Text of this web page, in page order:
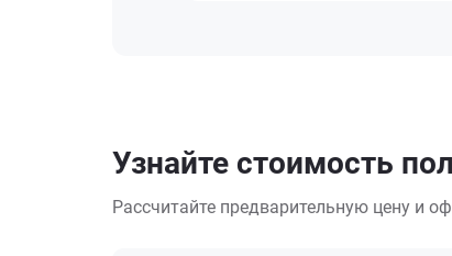
Узнайте стоимость
Рассчитайте предварительную цену и